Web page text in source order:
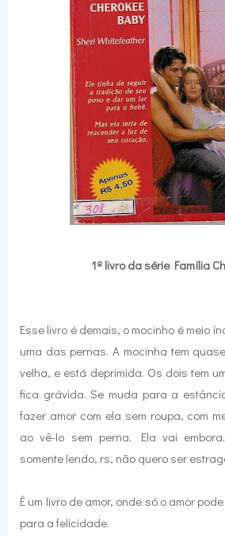
1º livro da série Família
Esse livro é demais, o mocinho é meio
uma das pernas. A mocinha tem
velha, e está deprimida. Os dois tem
fica grávida. Se muda para a
fazer amor com ela sem roupa, com
ao vê-lo sem perna. Ela vai
somente lendo, rs, não quero ser
É um livro de amor, onde só o amor
para a felicidade.